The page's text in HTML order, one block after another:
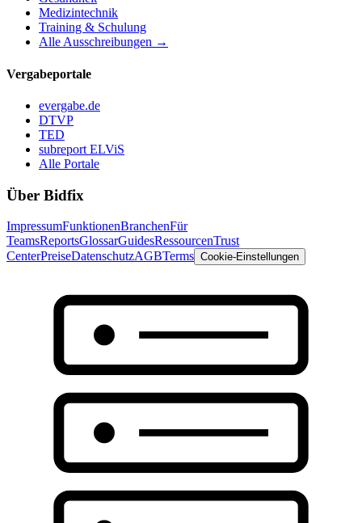
Medizintechnik
Training & Schulung
Alle Ausschreibungen →
Vergabeportale
evergabe.de
DTVP
TED
subreport ELViS
Alle Portale
Über Bidfix
ImpressumFunktionenBranchenFür
TeamsReportsGlossarGuidesRessourcenTrust
CenterPreiseDatenschutzAGBTerms Cookie-Einstellungen